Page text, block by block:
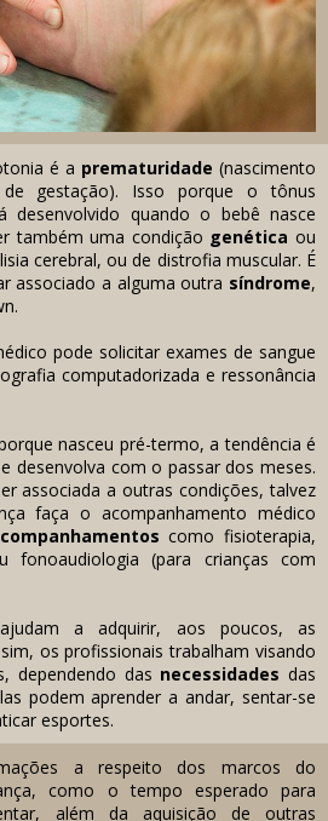
é a prematuridade (nascimento
gestação). Isso porque o tônus
desenvolvido quando o bebê nasce
também uma condição genéticaou
cerebral, ou de distrofia muscular. É
associado a alguma outra síndrome,
pode solicitar exames de sangue
computadorizada e ressonância
nasceu pré-termo, a tendência é
desenvolva com o passar dos meses.
associada a outras condições, talvez
faça o acompanhamento médico
como fisioterapia,
fonoaudiologia (para crianças com
a adquirir, aos poucos, as
os profissionais trabalham visando
dependendo das necessidades das
podem aprender a andar, sentar-se
esportes.
a respeito dos marcos do
como o tempo esperado para
além da aquisição de outras